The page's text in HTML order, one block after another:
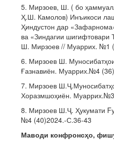
5. Мирзоев, Ш. ( бо
Ҳ.Ш. Камолов) Инъикоси
Ҳиндустон дар
ва «Зиндагии
Ш. Мирзоев // Муаррих. №1
6. Мирзоев Ш.
Ғазнавиён. Муаррих.№4
7. Мирзоев
Хоразмшоҳиён.
8. Мирзоев Ш.Ҷ. Ҳукумати
№4 (40)2024.-С.36-43
Маводи конфронсҳо,